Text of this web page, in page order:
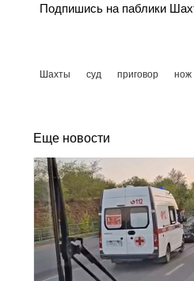
Подпишись на паблики
Шахты суд приговор нож
Еще новости